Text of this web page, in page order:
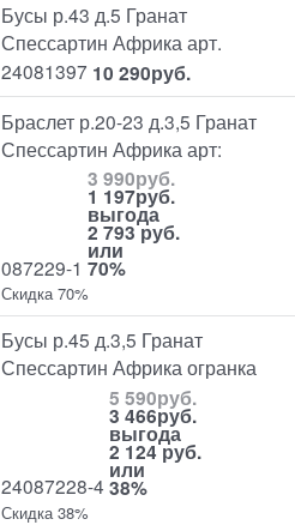
Бусы р.43 д.5 Гранат
Спессартин Африка арт.
24081397 10 290руб.
Браслет р.20-23 д.3,5 Гранат
Спессартин Африка арт:
087229-1
3 990руб.
1 197руб.
выгода
2 793 руб.
или
70%
Скидка 70%
Бусы р.45 д.3,5 Гранат
Спессартин Африка огранка
24087228-4
5 590руб.
3 466руб.
выгода
2 124 руб.
или
38%
Скидка 38%